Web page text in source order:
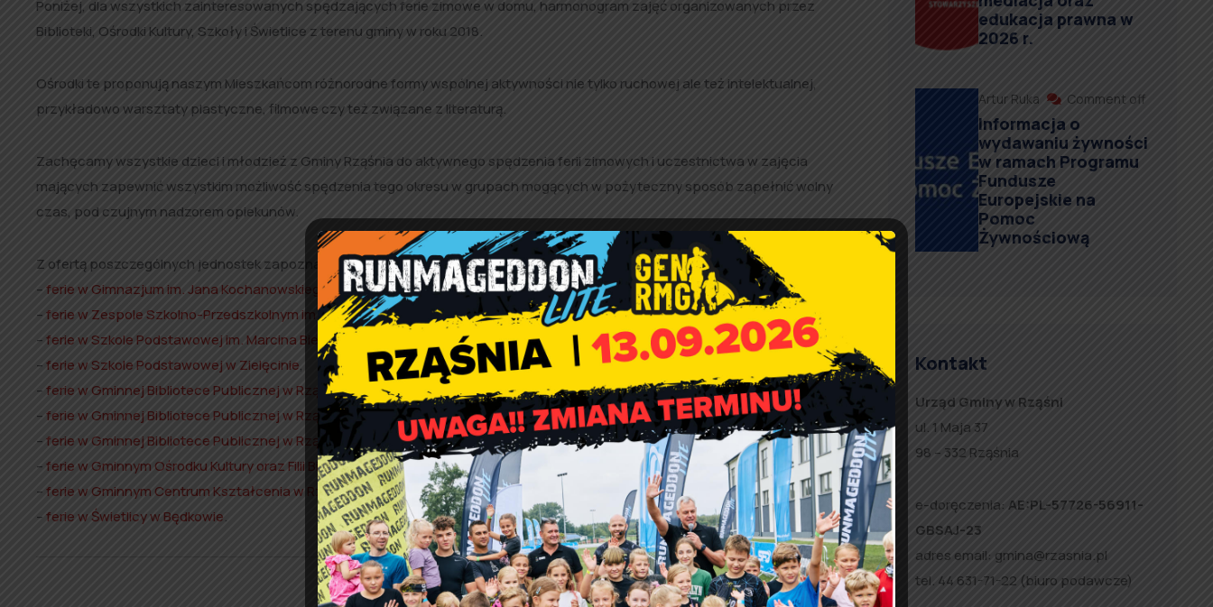
Poniżej, dla wszystkich zainteresowanych spędzających ferie zimowe w domu, harmonogram zajęć organizowanych przez
Biblioteki, Ośrodki Kultury, Szkoły i Świetlice z terenu gminy w roku 2018.
Ośrodki te proponują naszym Mieszkańcom różnorodne formy wspólnej aktywności nie tylko ruchowej ale też intelektualnej,
przykładowo warsztaty plastyczne, filmowe czy też związane z literaturą.
Zachęcamy wszystkie dzieci i młodzież z Gminy Rząśnia do aktywnego spędzenia ferii zimowych i uczestnictwa w zajęcia
mających zapewnić wszystkim możliwość spędzenia tego okresu w grupach mogących w pożyteczny sposób zapełnić wolny
czas, pod czujnym nadzorem opiekunów.
Z ofertą poszczególnych jednostek zapoznać się można po kliknięciu w poniższe odnośniki:
–ferie w Gimnazjum im. Jana Kochanowskiego w Rząśni,
–ferie w Zespole Szkolno-Przedszkolnym im. Jana Pawła II Rząśni,
–ferie w Szkole Podstawowej im. Marcina Bielskiego w Białej
–ferie w Szkole Podstawowej w Zielęcinie,
–ferie w Gminnej Bibliotece Publicznej w Rząśni,
–ferie w Gminnej Bibliotece Publicznej w Rząśni – Filia w Białej,
–ferie w Gminnej Bibliotece Publicznej w Rząśni – Filia w Stróży,
–ferie w Gminnym Ośrodku Kultury oraz Filii Bibliotecznej w Kodraniu,
–ferie w Gminnym Centrum Kształcenia w Rząśni,
–ferie w Świetlicy w Będkowie.
edukacja prawna w
2026 r.
Artur Ruka Comment off
Informacja o
wydawaniu żywności
w ramach Programu
Fundusze
Europejskie na
Pomoc
Żywnościową
Kontakt
Urząd Gminy w Rząśni
ul. 1 Maja 37
98 – 332 Rząśnia
e-doręczenia: AE:PL-57726-56911-
GBSAJ-23
adres email: gmina@rzasnia.pl
tel. 44 631-71-22 (biuro podawcze)